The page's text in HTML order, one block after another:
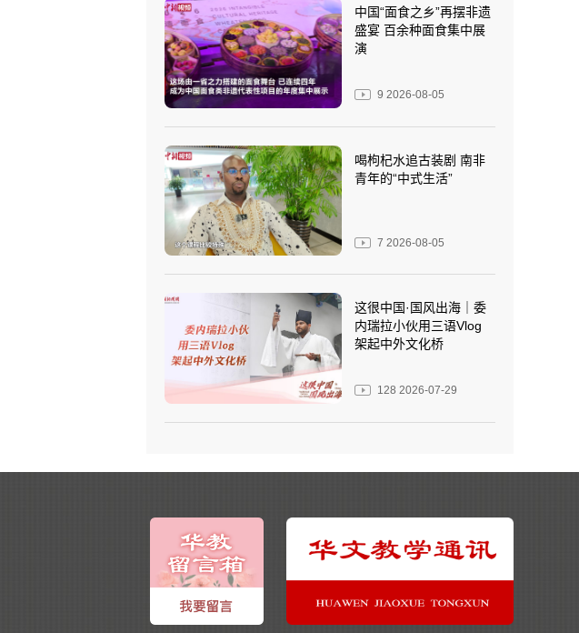
中国“面食之乡”再摆非遗
盛宴 百余种面食集中展
演
9 2026-08-05
喝枸杞水追古装剧 南非
青年的“中式生活”
7 2026-08-05
这很中国·国风出海｜委
内瑞拉小伙用三语Vlog
架起中外文化桥
128 2026-07-29